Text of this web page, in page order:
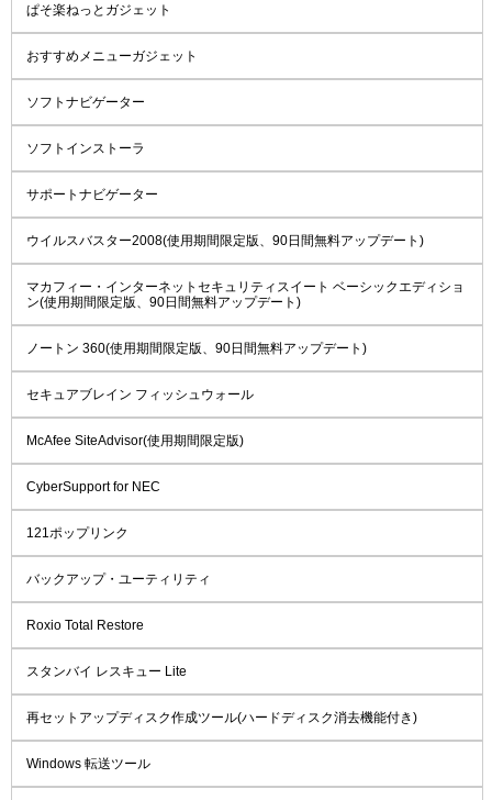
ぱそ楽ねっとガジェット
おすすめメニューガジェット
ソフトナビゲーター
ソフトインストーラ
サポートナビゲーター
ウイルスバスター2008(使用期間限定版、90日間無料アップデート)
マカフィー・インターネットセキュリティスイート ベーシックエディショ
ン(使用期間限定版、90日間無料アップデート)
ノートン 360(使用期間限定版、90日間無料アップデート)
セキュアブレイン フィッシュウォール
McAfee SiteAdvisor(使用期間限定版)
CyberSupport for NEC
121ポップリンク
バックアップ・ユーティリティ
Roxio Total Restore
スタンバイ レスキュー Lite
再セットアップディスク作成ツール(ハードディスク消去機能付き)
Windows 転送ツール